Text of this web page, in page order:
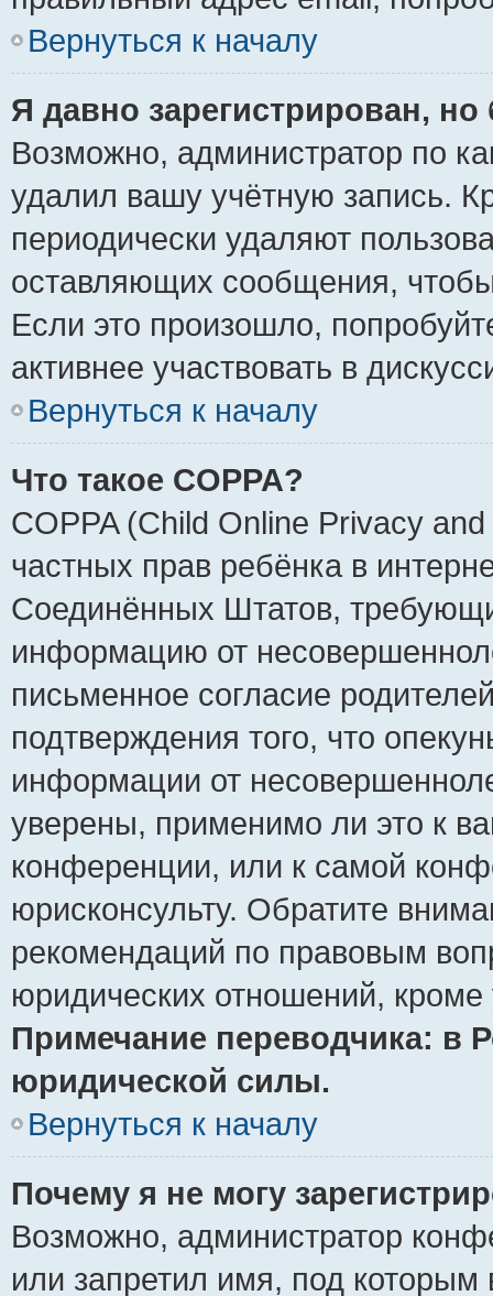
Вернуться к началу
Я давно зарегистрирован,
Возможно, администратор по
удалил вашу учётную запись.
периодически удаляют
оставляющих сообщения,
Если это произошло,
активнее участвовать в
Вернуться к началу
Что такое COPPA?
COPPA (Child Online Privacy
частных прав ребёнка в
Соединённых Штатов,
информацию от
письменное согласие
подтверждения того, что
информации от
уверены, применимо ли это к
конференции, или к самой
юрисконсульту. Обратите
рекомендаций по правовым
юридических отношений,
Примечание переводчика: в
юридической силы.
Вернуться к началу
Почему я не могу
Возможно, администратор
или запретил имя, под которым